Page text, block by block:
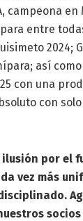
campeona
entre
2024;
así como
con una
con
por el
vez más